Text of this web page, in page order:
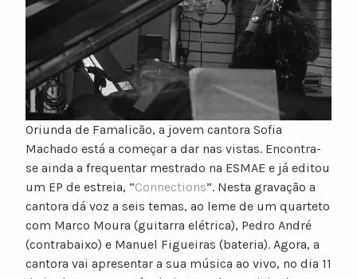
c
a
r
n
Oriunda de Famalicão, a jovem cantora Sofia
Machado está a começar a dar nas vistas. Encontra-
se ainda a frequentar mestrado na ESMAE e já editou
um EP de estreia, “Connections”. Nesta gravação a
cantora dá voz a seis temas, ao leme de um quarteto
com Marco Moura (guitarra elétrica), Pedro André
(contrabaixo) e Manuel Figueiras (bateria). Agora, a
cantora vai apresentar a sua música ao vivo, no dia 11